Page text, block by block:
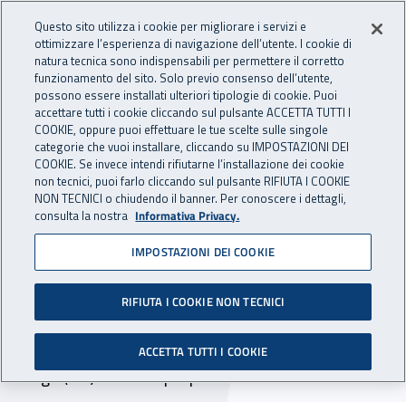
INAIL - Istituto Nazionale
Apri cerca
Navigazione principale
Navigazione - Ti trovi in:
Home Inail comunica Avvisi
Direzione territoriale
Perugia - Terni: chiusura
agenzia Castiglione del
Lago
Dal 1° gennaio 2020 l'agenzia di Castiglione del
Lago (PG) cessa la propria attività.
Questo sito utilizza i cookie per migliorare i servizi e
ottimizzare l’esperienza di navigazione dell’utente. I cookie di
natura tecnica sono indispensabili per permettere il corretto
funzionamento del sito. Solo previo consenso dell’utente,
possono essere installati ulteriori tipologie di cookie. Puoi
accettare tutti i cookie cliccando sul pulsante ACCETTA TUTTI I
COOKIE, oppure puoi effettuare le tue scelte sulle singole
categorie che vuoi installare, cliccando su IMPOSTAZIONI DEI
COOKIE. Se invece intendi rifiutarne l’installazione dei cookie
non tecnici, puoi farlo cliccando sul pulsante RIFIUTA I COOKIE
NON TECNICI o chiudendo il banner. Per conoscere i dettagli,
consulta la nostra Informativa Privacy.
IMPOSTAZIONI DEI COOKIE
RIFIUTA I COOKIE NON TECNICI
ACCETTA TUTTI I COOKIE